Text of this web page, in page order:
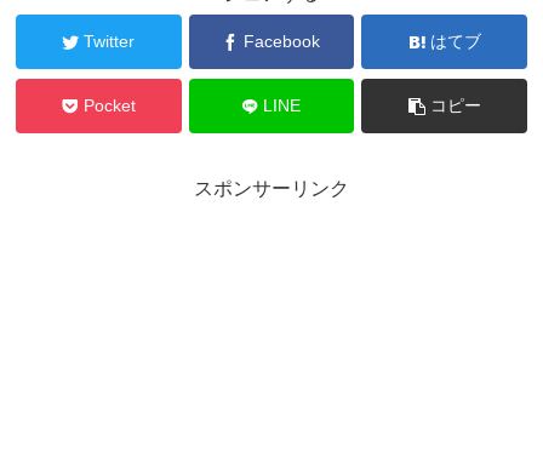
Twitter Facebook はてブ
Pocket LINE コピー
スポンサーリンク